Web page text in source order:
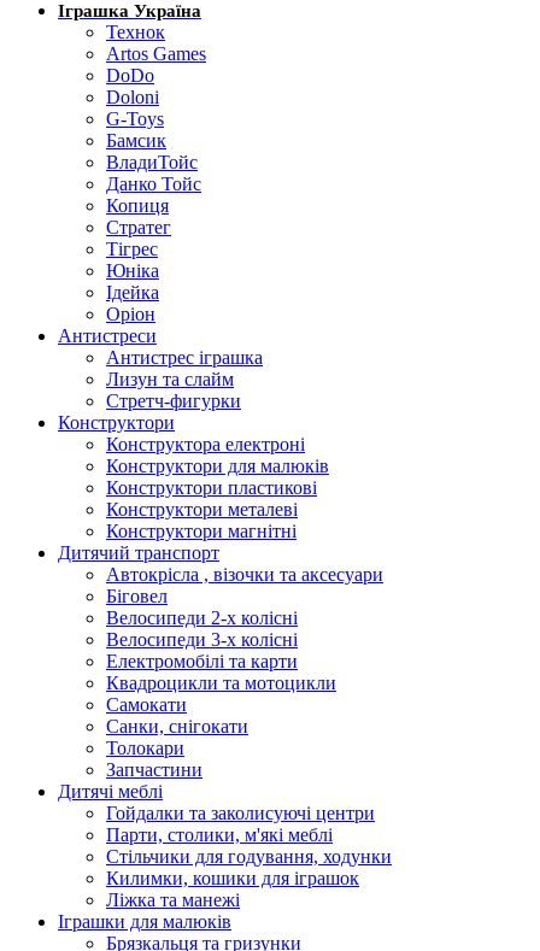
Іграшка Україна
Технок
Artos Games
DoDo
Doloni
G-Toys
Бамсик
ВладиТойс
Данко Тойс
Копиця
Стратег
Тігрес
Юніка
Ідейка
Оріон
Антистреси
Антистрес іграшка
Лизун та слайм
Стретч-фигурки
Конструктори
Конструктора електроні
Конструктори для малюків
Конструктори пластикові
Конструктори металеві
Конструктори магнітні
Дитячий транспорт
Автокрісла , візочки та аксесуари
Біговел
Велосипеди 2-х колісні
Велосипеди 3-х колісні
Електромобілі та карти
Квадроцикли та мотоцикли
Самокати
Санки, снігокати
Толокари
Запчастини
Дитячі меблі
Гойдалки та заколисуючі центри
Парти, столики, м'які меблі
Стільчики для годування, ходунки
Килимки, кошики для іграшок
Ліжка та манежі
Іграшки для малюків
Брязкальця та гризунки